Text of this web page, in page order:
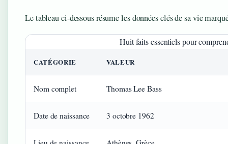
Le tableau ci-dessous résume les données clés de sa vie
Huit faits essentiels pour
CATÉGORIE VALEUR
Nom complet Thomas Lee Bass
Date de naissance 3 octobre 1962